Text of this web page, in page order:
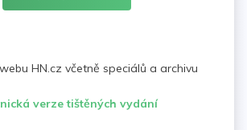
HN.cz včetně speciálů a archivu
verze tištěných vydání